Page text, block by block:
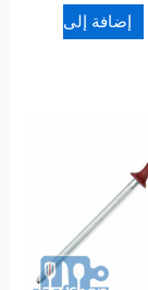
إضافة إلى